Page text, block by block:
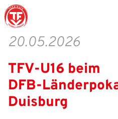
20.05.2026
TFV‑U16 beim
Duisburg
Struktur
Amtliches
Geschäftsstelle
Männer
Frauen
Auswahlteams
Stützpunkte
Eliteschulen
Trainer
Schiedsrichter
Erzieher und Lehrer
Leitbild
Ehrenamt
DFB-Masterplan
News
Termine